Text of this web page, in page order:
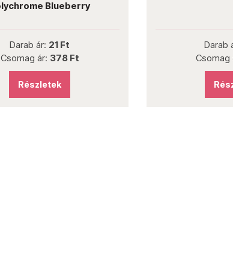
Blueberry
Darab ár: 21 Ft
Csomag ár: 378 Ft
Részletek
Darab
Csomag